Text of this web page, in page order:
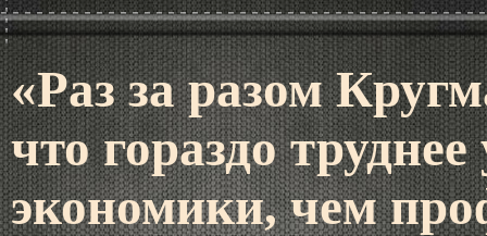
«Раз за разом
что гораздо
экономики, чем